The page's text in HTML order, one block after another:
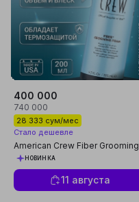
400 000
740 000
28 333 сум/мес
Стало дешевле
American Crew Fiber Grooming
Foam — Пена для укладки,
средней фиксации, с
термозащитой
НОВИНКА
11 августа